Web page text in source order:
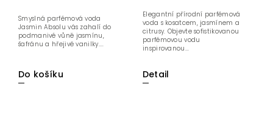
Do košíku
Smyslná parfémová voda
Jasmin Absolu vás zahalí do
podmanivé vůně jasmínu,
šafránu a hřejivé vanilky....
Detail
Elegantní přírodní parfémová
voda s kosatcem, jasmínem a
citrusy. Objevte sofistikovanou
parfémovou vodu
inspirovanou...